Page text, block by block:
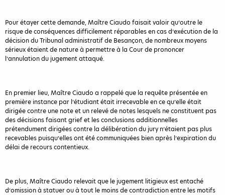
Pour étayer cette demande, Maître Ciaudo faisait valoir qu’outre le
risque de conséquences difficilement réparables en cas d’exécution de la
décision du Tribunal administratif de Besançon, de nombreux moyens
sérieux étaient de nature à permettre à la Cour de prononcer
l’annulation du jugement attaqué.
En premier lieu, Maître Ciaudo a rappelé que la requête présentée en
première instance par l’étudiant était irrecevable en ce qu’elle était
dirigée contre une note et un relevé de notes lesquels ne constituent pas
des décisions faisant grief et les conclusions additionnelles
prétendument dirigées contre la délibération du jury n’étaient pas plus
recevables puisqu’elles ont été communiquées bien après l’expiration du
délai de recours contentieux.
De plus, Maître Ciaudo relevait que le jugement litigieux est entaché
d’omission à statuer ou à tout le moins de contradiction entre les motifs